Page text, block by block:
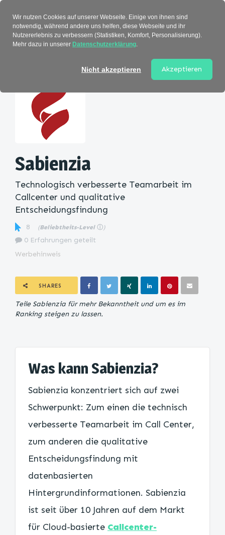
Sabienzia
Technologisch verbesserte Teamarbeit im
Callcenter und qualitative
Entscheidungsfindung
8 (Beliebtheits-Level ⓘ )
0 Erfahrungen geteilt
Werbehinweis
SHARES
Teile Sabienzia für mehr Bekanntheit und um es im
Ranking steigen zu lassen.
Was kann Sabienzia?
Sabienzia konzentriert sich auf zwei
Schwerpunkt: Zum einen die technisch
verbesserte Teamarbeit im Call Center,
zum anderen die qualitative
Entscheidungsfindung mit
datenbasierten
Hintergrundinformationen. Sabienzia
ist seit über 10 Jahren auf dem Markt
für Cloud-basierte Callcenter-
Wir nutzen Cookies auf unserer Webseite. Einige von ihnen sind
notwendig, während andere uns helfen, diese Webseite und ihr
Nutzererlebnis zu verbessern (Statistiken, Komfort, Personalisierung).
Mehr dazu in unserer Datenschutzerklärung.
Nicht akzeptieren Akzeptieren